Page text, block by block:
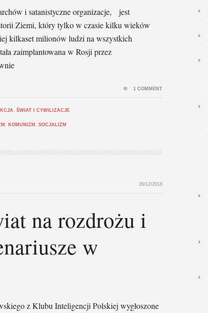
i satanistyczne organizacje, jest
Ziemi, który tylko w czasie kilku wieków
kilkaset milionów ludzi na wszystkich
zaimplantowana w Rosji przez
, ŚWIAT I CYWILIZACJE
, KOMUNIZM , SOCJALIZM
1 COMMENT
26/12/2018
na rozdrożu i
w
z Klubu Inteligencji Polskiej wygłoszone